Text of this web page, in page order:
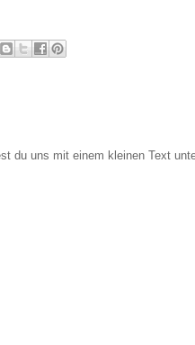
du uns mit einem kleinen Text